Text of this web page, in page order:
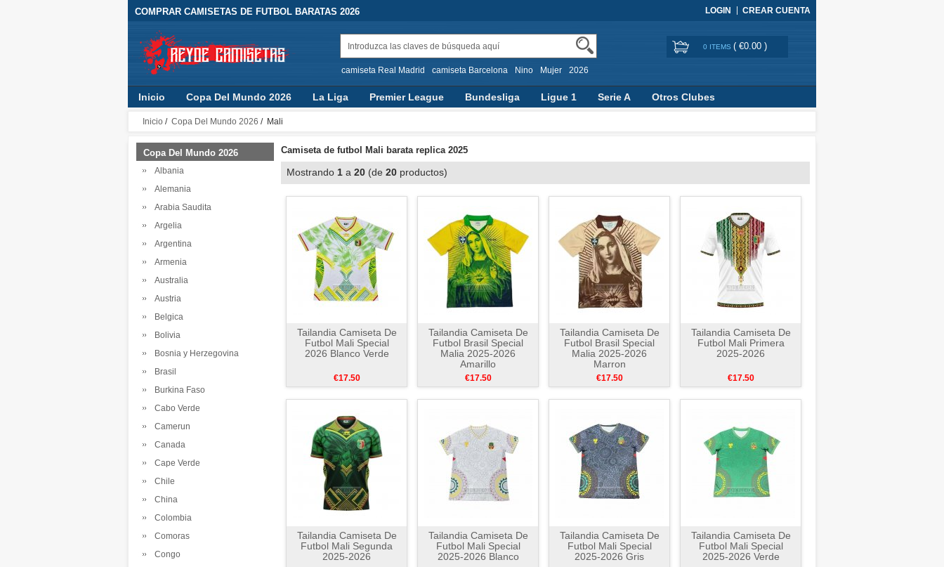
COMPRAR CAMISETAS DE FUTBOL BARATAS 2026 LOGIN CREAR CUENTA
camiseta Real Madrid camiseta Barcelona Nino Mujer 2026
0 ITEMS ( €0.00 )
Inicio Copa Del Mundo 2026 La Liga Premier League Bundesliga Ligue 1 Serie A Otros Clubes
Inicio / Copa Del Mundo 2026 / Mali
Copa Del Mundo 2026
Albania
Alemania
Arabia Saudita
Argelia
Argentina
Armenia
Australia
Austria
Belgica
Bolivia
Bosnia y Herzegovina
Brasil
Burkina Faso
Cabo Verde
Camerun
Canada
Cape Verde
Chile
China
Colombia
Comoras
Congo
Camiseta de futbol Mali barata replica 2025
Mostrando 1 a 20 (de 20 productos)
Tailandia Camiseta De
Futbol Mali Special
2026 Blanco Verde
€17.50
Tailandia Camiseta De
Futbol Brasil Special
Malia 2025-2026
Amarillo
€17.50
Tailandia Camiseta De
Futbol Brasil Special
Malia 2025-2026
Marron
€17.50
Tailandia Camiseta De
Futbol Mali Primera
2025-2026
€17.50
Tailandia Camiseta De
Futbol Mali Segunda
2025-2026
Tailandia Camiseta De
Futbol Mali Special
2025-2026 Blanco
Tailandia Camiseta De
Futbol Mali Special
2025-2026 Gris
Tailandia Camiseta De
Futbol Mali Special
2025-2026 Verde